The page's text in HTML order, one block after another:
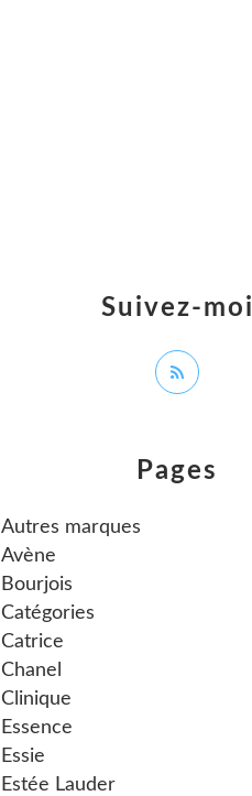
Pages
Autres marques
Avène
Bourjois
Catégories
Catrice
Chanel
Clinique
Essence
Essie
Estée Lauder
Suivez-moi